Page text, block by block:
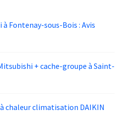
Fontenay-sous-Bois : Avis
+ cache-groupe à Saint-
chaleur climatisation DAIKIN